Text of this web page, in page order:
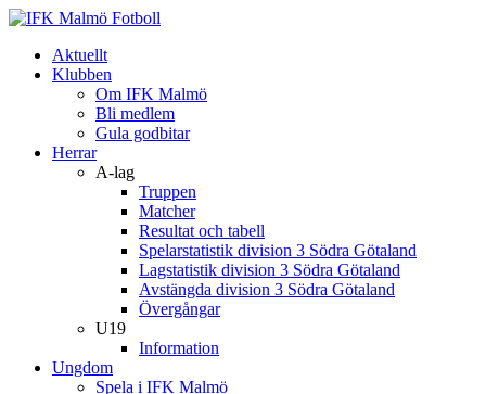
Aktuellt
Klubben
Om IFK Malmö
Bli medlem
Gula godbitar
Herrar
A-lag
Truppen
Matcher
Resultat och tabell
Spelarstatistik division 3 Södra Götaland
Lagstatistik division 3 Södra Götaland
Avstängda division 3 Södra Götaland
Övergångar
U19
Information
Ungdom
Spela i IFK Malmö